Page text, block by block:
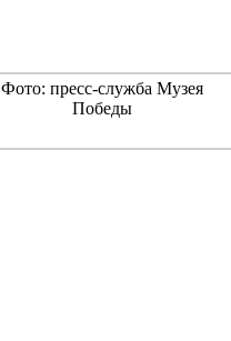
Фото: пресс-служба Музея
Победы